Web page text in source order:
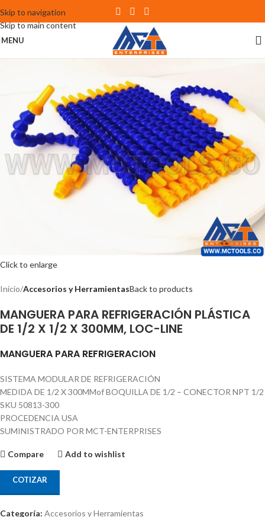
Skip to navigation
Skip to main content
MENU
Click to enlarge
Inicio Accesorios y HerramientasBack to products
MANGUERA PARA REFRIGERACIÓN PLÁSTICA
DE 1/2 X 1/2 X 300MM, LOC-LINE
MANGUERA PARA REFRIGERACION
SISTEMA MODULAR DE REFRIGERACIÓN
MEDIDA DE 1/2 X 300MMof BOQUILLA DE 1/2 – CONECTOR NPT 1/2
SKU 50813-300
PROCEDENCIA USA
SUMINISTRADO POR MCT-ENTERPRISES
Compare Add to wishlist
COTIZAR
Categoría: Accesorios y Herramientas